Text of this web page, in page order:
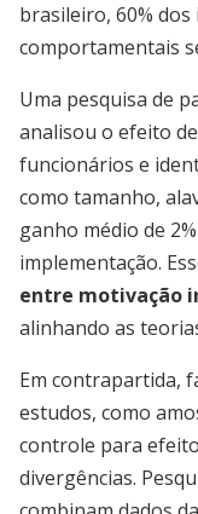
brasileiro, 60%
comportamentais
Uma pesquisa de
analisou o efeito
funcionários e
como tamanho,
ganho médio de
implementação.
entre motivação
alinhando as
Em contrapartida,
estudos, como
controle para
divergências.